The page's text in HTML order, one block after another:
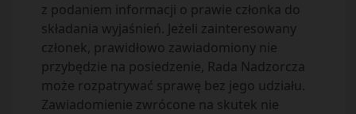
z podaniem informacji o prawie członka do
składania wyjaśnień. Jeżeli zainteresowany
członek, prawidłowo zawiadomiony nie
przybędzie na posiedzenie, Rada Nadzorcza
może rozpatrywać sprawę bez jego udziału.
Zawiadomienie zwrócone na skutek nie